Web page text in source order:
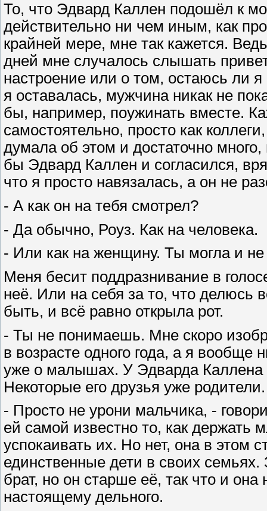
То, что Эдвард Каллен подошёл к
действительно ни чем иным, как
крайней мере, мне так кажется.
дней мне случалось слышать
настроение или о том, остаюсь ли я
я оставалась, мужчина никак не
бы, например, поужинать вместе.
самостоятельно, просто как
думала об этом и достаточно
бы Эдвард Каллен и согласился,
что я просто навязалась, а он не
- А как он на тебя смотрел?
- Да обычно, Роуз. Как на человека.
- Или как на женщину. Ты могла и не
Меня бесит поддразнивание в
неё. Или на себя за то, что делюсь
быть, и всё равно открыла рот.
- Ты не понимаешь. Мне скоро
в возрасте одного года, а я вообще
уже о малышах. У Эдварда Каллена
Некоторые его друзья уже
- Просто не урони мальчика, -
ей самой известно то, как держать
успокаивать их. Но нет, она в этом
единственные дети в своих
брат, но он старше её, так что и
настоящему дельного.